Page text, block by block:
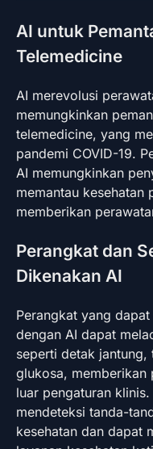
AI untuk
Telemedicine
AI merevolusi
memungkinkan
telemedicine, yang
pandemi COVID-19.
AI memungkinkan
memantau kesehatan
memberikan
Perangkat dan
Dikenakan AI
Perangkat yang
dengan AI dapat
seperti detak
glukosa, memberikan
luar pengaturan
mendeteksi tanda-
kesehatan dan dapat